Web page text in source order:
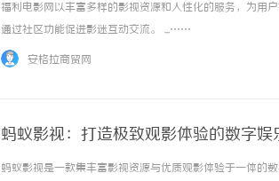
福利电影网以丰富多样的影视资源和人性化的服务，为用
通过社区功能促进影迷互动交流。 ...……
安格拉商贸网
蚂蚁影视：打造极致观影体验的数字娱
蚂蚁影视是一款集丰富影视资源与优质观影体验于一体的